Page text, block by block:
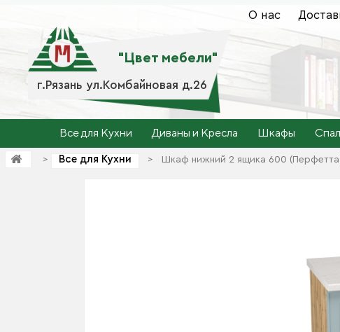
г.Рязань ул.Комбайновая д.26
"Цвет мебели"
О нас
Все для Кухни Диваны и Кресла Шкафы
> Все для Кухни > Шкаф нижний 2 ящика 600